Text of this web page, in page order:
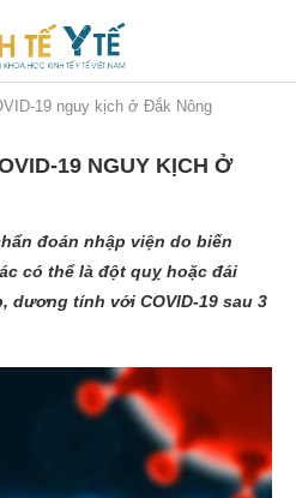
19 nguy kịch ở Đắk Nông
19 NGUY KỊCH Ở
đoán nhập viện do biến
có thể là đột quỵ hoặc đái
dương tính với COVID-19 sau 3